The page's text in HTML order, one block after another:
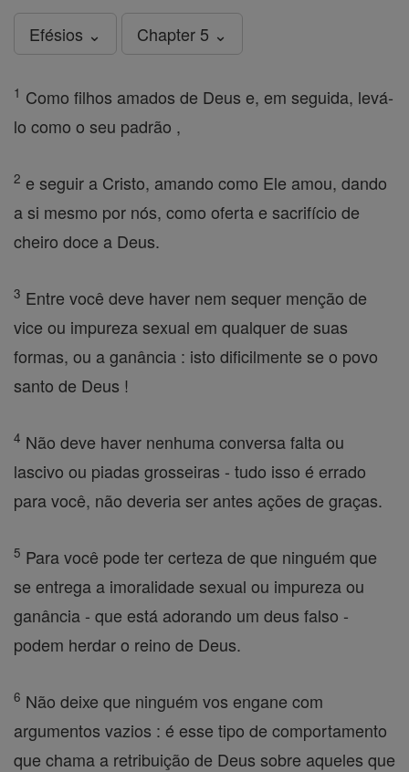
Efésios ⌄ Chapter 5 ⌄
1 Como filhos amados de Deus e, em seguida, levá-
lo como o seu padrão ,
2 e seguir a Cristo, amando como Ele amou, dando
a si mesmo por nós, como oferta e sacrifício de
cheiro doce a Deus.
3 Entre você deve haver nem sequer menção de
vice ou impureza sexual em qualquer de suas
formas, ou a ganância : isto dificilmente se o povo
santo de Deus !
4 Não deve haver nenhuma conversa falta ou
lascivo ou piadas grosseiras - tudo isso é errado
para você, não deveria ser antes ações de graças.
5 Para você pode ter certeza de que ninguém que
se entrega a imoralidade sexual ou impureza ou
ganância - que está adorando um deus falso -
podem herdar o reino de Deus.
6 Não deixe que ninguém vos engane com
argumentos vazios : é esse tipo de comportamento
que chama a retribuição de Deus sobre aqueles que